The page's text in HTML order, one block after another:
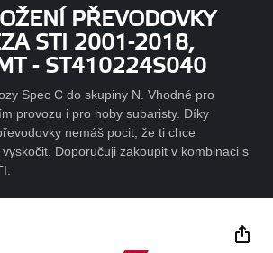
PŘEVODOVKY
STI 2001-2018,
- ST410224S040
Spec C do skupiny N. Vhodné pro
provozu i pro hoby subaristy. Díky
nemáš pocit, že ti chce
Doporučuji zakoupit v kombinaci s